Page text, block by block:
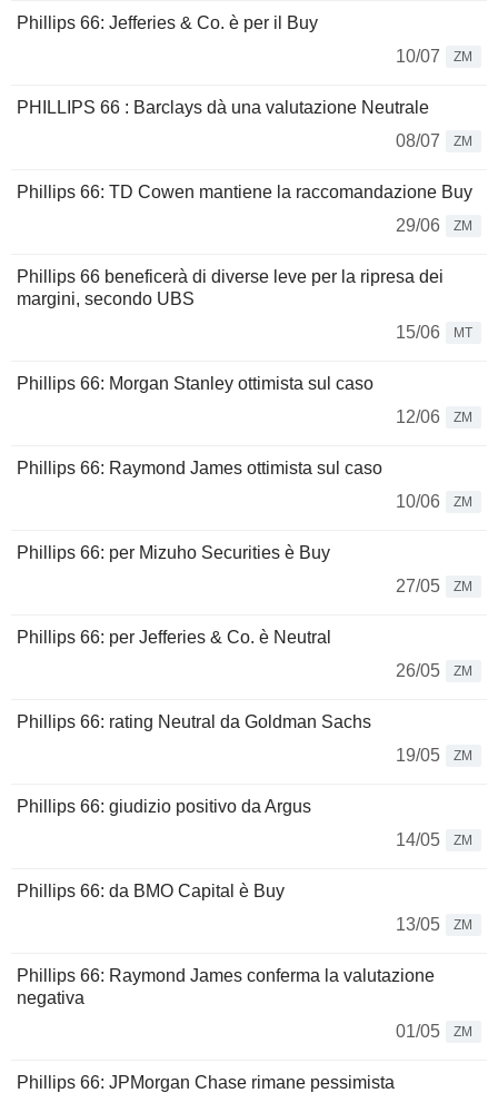
Phillips 66: Jefferies & Co. è per il Buy
10/07
ZM
PHILLIPS 66 : Barclays dà una valutazione Neutrale
08/07
ZM
Phillips 66: TD Cowen mantiene la raccomandazione Buy
29/06
ZM
Phillips 66 beneficerà di diverse leve per la ripresa dei
margini, secondo UBS
15/06
MT
Phillips 66: Morgan Stanley ottimista sul caso
12/06
ZM
Phillips 66: Raymond James ottimista sul caso
10/06
ZM
Phillips 66: per Mizuho Securities è Buy
27/05
ZM
Phillips 66: per Jefferies & Co. è Neutral
26/05
ZM
Phillips 66: rating Neutral da Goldman Sachs
19/05
ZM
Phillips 66: giudizio positivo da Argus
14/05
ZM
Phillips 66: da BMO Capital è Buy
13/05
ZM
Phillips 66: Raymond James conferma la valutazione
negativa
01/05
ZM
Phillips 66: JPMorgan Chase rimane pessimista